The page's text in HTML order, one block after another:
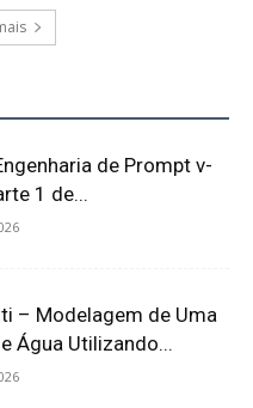
de Prompt v-
1 de...
– Modelagem de Uma
Água Utilizando...